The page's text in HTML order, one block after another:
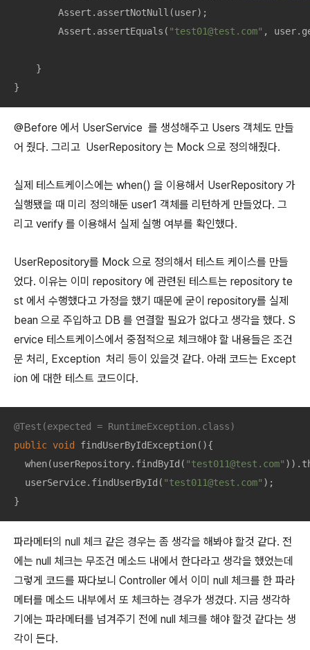
        Assert.assertNotNull(user);
        Assert.assertEquals(
"test01@test.com" ,
    }
}
@Before 에서 UserService 를 생성해주고 Users 객체도 만들
어 줬다. 그리고 UserRepository 는 Mock 으로 정의해줬다.
실제 테스트케이스에는 when() 을 이용해서 UserRepository 가
실행됐을 때 미리 정의해둔 user1 객체를 리턴하게 만들었다. 그
리고 verify 를 이용해서 실제 실행 여부를 확인했다.
UserRepository를 Mock 으로 정의해서 테스트 케이스를 만들
었다. 이유는 이미 repository 에 관련된 테스트는 repository te
st 에서 수행했다고 가정을 했기 때문에 굳이 repository를 실제
bean 으로 주입하고 DB 를 연결할 필요가 없다고 생각을 했다. S
ervice 테스트케이스에서 중점적으로 체크해야 할 내용들은 조건
문 처리, Exception 처리 등이 있을것 같다. 아래 코드는 Except
ion 에 대한 테스트 코드이다.
@Test(expected = RuntimeException.class)
public void findUserByIdException(){
  when(userRepository.findById(
"test011@test.com"
  userService.findUserById(
"test011@test.com" );
}
파라메터의 null 체크 같은 경우는 좀 생각을 해봐야 할것 같다. 전
에는 null 체크는 무조건 메소드 내에서 한다라고 생각을 했었는데
그렇게 코드를 짜다보니 Controller 에서 이미 null 체크를 한 파라
메터를 메소드 내부에서 또 체크하는 경우가 생겼다. 지금 생각하
기에는 파라메터를 넘겨주기 전에 null 체크를 해야 할것 같다는 생
각이 든다.